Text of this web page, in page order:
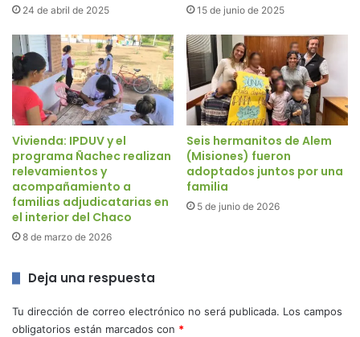
24 de abril de 2025 15 de junio de 2025
Vivienda: IPDUV y el
programa Ñachec realizan
relevamientos y
acompañamiento a
familias adjudicatarias en
el interior del Chaco
8 de marzo de 2026
Seis hermanitos de Alem
(Misiones) fueron
adoptados juntos por una
familia
5 de junio de 2026
Deja una respuesta
Tu dirección de correo electrónico no será publicada. Los campos
obligatorios están marcados con *